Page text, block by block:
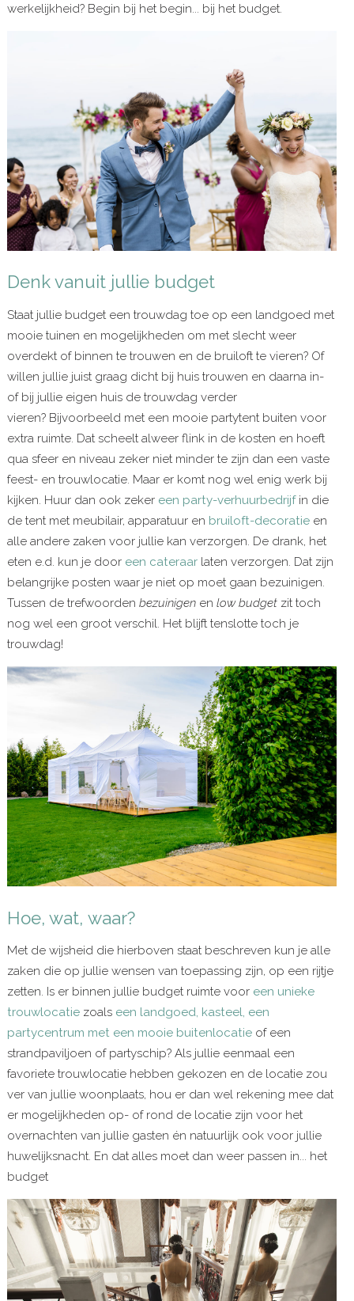
werkelijkheid? Begin bij het begin... bij het budget.
Denk vanuit jullie budget
Staat jullie budget een trouwdag toe op een landgoed met
mooie tuinen en mogelijkheden om met slecht weer
overdekt of binnen te trouwen en de bruiloft te vieren? Of
willen jullie juist graag dicht bij huis trouwen en daarna in-
of bij jullie eigen huis de trouwdag verder
vieren? Bijvoorbeeld met een mooie partytent buiten voor
extra ruimte. Dat scheelt alweer flink in de kosten en hoeft
qua sfeer en niveau zeker niet minder te zijn dan een vaste
feest- en trouwlocatie. Maar er komt nog wel enig werk bij
kijken. Huur dan ook zeker een party-verhuurbedrijfin die
de tent met meubilair, apparatuur en bruiloft-decoratieen
alle andere zaken voor jullie kan verzorgen. De drank, het
eten e.d. kun je door een cateraarlaten verzorgen. Dat zijn
belangrijke posten waar je niet op moet gaan bezuinigen.
Tussen de trefwoorden bezuinigen en low budgetzit toch
nog wel een groot verschil. Het blijft tenslotte toch je
trouwdag!
Hoe, wat, waar?
Met de wijsheid die hierboven staat beschreven kun je alle
zaken die op jullie wensen van toepassing zijn, op een rijtje
zetten. Is er binnen jullie budget ruimte voor een unieke
trouwlocatiezoals een landgoed, kasteel, een
partycentrum met een mooie buitenlocatieof een
strandpaviljoen of partyschip? Als jullie eenmaal een
favoriete trouwlocatie hebben gekozen en de locatie zou
ver van jullie woonplaats, hou er dan wel rekening mee dat
er mogelijkheden op- of rond de locatie zijn voor het
overnachten van jullie gasten én natuurlijk ook voor jullie
huwelijksnacht. En dat alles moet dan weer passen in... het
budget